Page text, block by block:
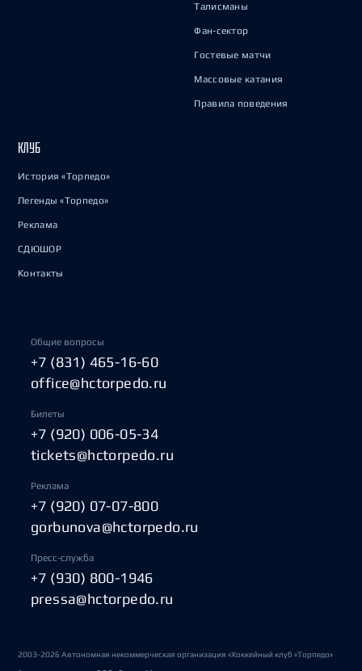
Талисманы
Фан-сектор
Гостевые матчи
Массовые катания
Правила поведения
КЛУБ
История «Торпедо»
Легенды «Торпедо»
Реклама
СДЮШОР
Контакты
Общие вопросы
+7 (831) 465-16-60
office@hctorpedo.ru
Билеты
+7 (920) 006-05-34
tickets@hctorpedo.ru
Реклама
+7 (920) 07-07-800
gorbunova@hctorpedo.ru
Пресс-служба
+7 (930) 800-1946
pressa@hctorpedo.ru
2003-2026 Автономная некоммерческая организация «Хоккейный клуб «Торпедо»